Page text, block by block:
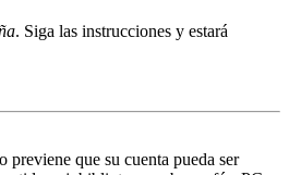
. Siga las instrucciones y estará
que su cuenta pueda ser